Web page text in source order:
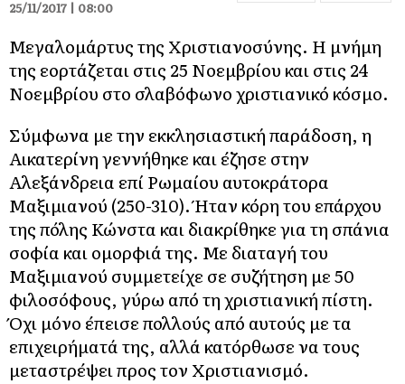
25/11/2017 | 08:00
Μεγαλομάρτυς της Χριστιανοσύνης. Η μνήμη
της εορτάζεται στις 25 Νοεμβρίου και στις 24
Νοεμβρίου στο σλαβόφωνο χριστιανικό κόσμο.
Σύμφωνα με την εκκλησιαστική παράδοση, η
Αικατερίνη γεννήθηκε και έζησε στην
Αλεξάνδρεια επί Ρωμαίου αυτοκράτορα
Μαξιμιανού (250-310). Ήταν κόρη του επάρχου
της πόλης Κώνστα και διακρίθηκε για τη σπάνια
σοφία και ομορφιά της. Με διαταγή του
Μαξιμιανού συμμετείχε σε συζήτηση με 50
φιλοσόφους, γύρω από τη χριστιανική πίστη.
Όχι μόνο έπεισε πολλούς από αυτούς με τα
επιχειρήματά της, αλλά κατόρθωσε να τους
μεταστρέψει προς τον Χριστιανισμό.